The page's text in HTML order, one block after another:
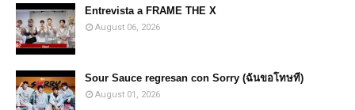
Entrevista a FRAME THE X
August 06, 2026
Sour Sauce regresan con Sorry (ฉันขอโทษที)
August 01, 2026